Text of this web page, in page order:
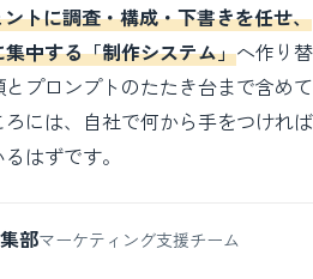
トに調査・構成・下書きを任せ、
中する「制作システム」へ作り替
プロンプトのたたき台まで含めて
には、自社で何から手をつければ
はずです。
部マーケティング支援チーム